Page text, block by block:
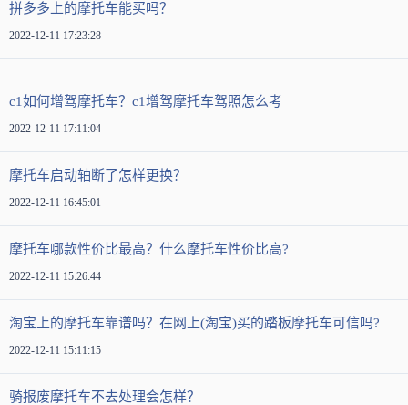
拼多多上的摩托车能买吗？
2022-12-11 17:23:28
c1如何增驾摩托车？c1增驾摩托车驾照怎么考
2022-12-11 17:11:04
摩托车启动轴断了怎样更换？
2022-12-11 16:45:01
摩托车哪款性价比最高？什么摩托车性价比高?
2022-12-11 15:26:44
淘宝上的摩托车靠谱吗？在网上(淘宝)买的踏板摩托车可信吗?
2022-12-11 15:11:15
骑报废摩托车不去处理会怎样？